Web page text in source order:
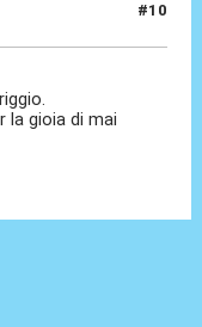
#10
la gioia di mai